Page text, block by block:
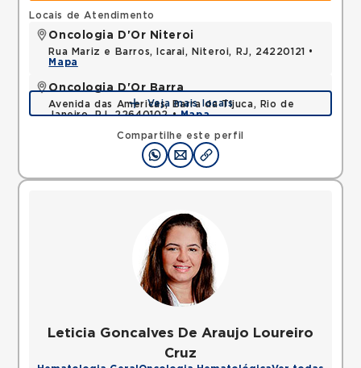
Compartilhe este perfil
Locais de Atendimento
Oncologia D'Or Niteroi
Rua Mariz e Barros, Icarai, Niteroi, RJ, 24220121 •
Mapa
Oncologia D'Or Barra
Avenida das Americas, Barra da Tijuca, Rio de
Janeiro, RJ, 22640102 •Mapa
Veja mais locais
Leticia Goncalves De Araujo Loureiro
Cruz